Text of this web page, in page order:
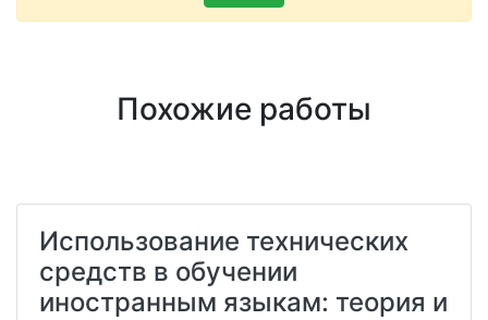
Похожие работы
Использование технических
средств в обучении
иностранным языкам: теория и